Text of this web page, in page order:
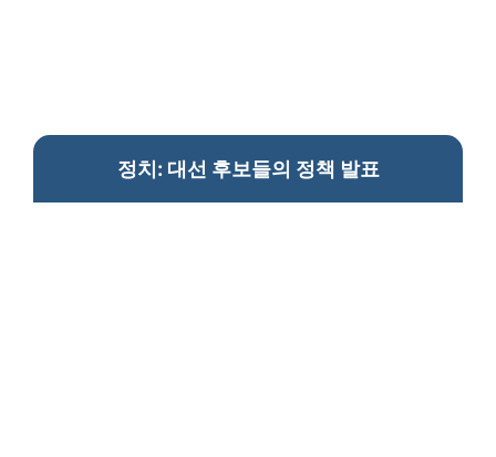
정치: 대선 후보들의 정책 발표